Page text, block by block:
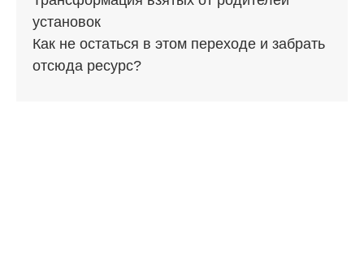
установок
Как не остаться в этом переходе и забрать
отсюда ресурс?